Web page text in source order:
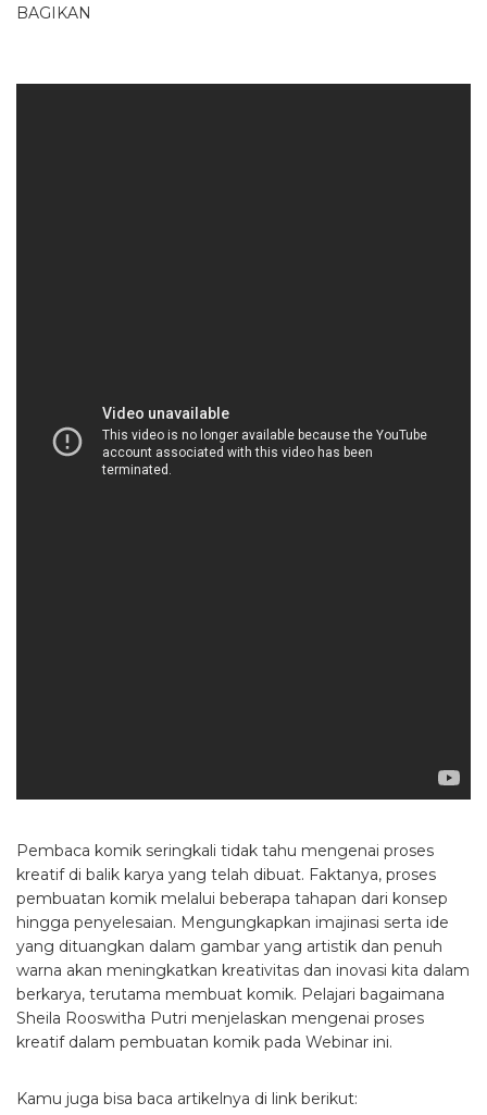
BAGIKAN
Pembaca komik seringkali tidak tahu mengenai proses
kreatif di balik karya yang telah dibuat. Faktanya, proses
pembuatan komik melalui beberapa tahapan dari konsep
hingga penyelesaian. Mengungkapkan imajinasi serta ide
yang dituangkan dalam gambar yang artistik dan penuh
warna akan meningkatkan kreativitas dan inovasi kita dalam
berkarya, terutama membuat komik. Pelajari bagaimana
Sheila Rooswitha Putri menjelaskan mengenai proses
kreatif dalam pembuatan komik pada Webinar ini.
Kamu juga bisa baca artikelnya di link berikut: